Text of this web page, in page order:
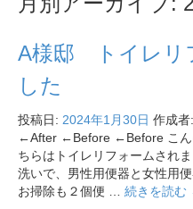
A様邸 トイレリ
した
投稿日: 2024年1月30日 作成者:
←After ←Before ←Before こん
ちらはトイレリフォームされ
洗いで、男性用便器と女性用
お掃除も２個便 … 続きを読む